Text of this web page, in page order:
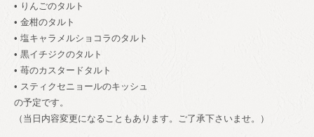
• りんごのタルト
• 金柑のタルト
• 塩キャラメルショコラのタルト
• 黒イチジクのタルト
• 苺のカスタードタルト
• スティクセニョールのキッシュ
の予定です。
（当日内容変更になることもあります。ご了承下さいませ。）